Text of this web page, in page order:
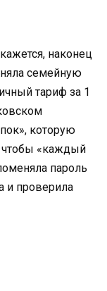
наконец
семейную
тариф за 1
которую
чтобы «каждый
пароль
и проверила